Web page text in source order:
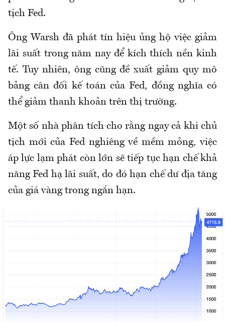
tịch Fed.
Ông Warsh đã phát tín hiệu ủng hộ việc giảm
lãi suất trong năm nay để kích thích nền kinh
tế. Tuy nhiên, ông cũng đề xuất giảm quy mô
bảng cân đối kế toán của Fed, đồng nghĩa có
thể giảm thanh khoản trên thị trường.
Một số nhà phân tích cho rằng ngay cả khi chủ
tịch mới của Fed nghiêng về mềm mỏng, việc
áp lực lạm phát còn lớn sẽ tiếp tục hạn chế khả
năng Fed hạ lãi suất, do đó hạn chế dư địa tăng
của giá vàng trong ngắn hạn.